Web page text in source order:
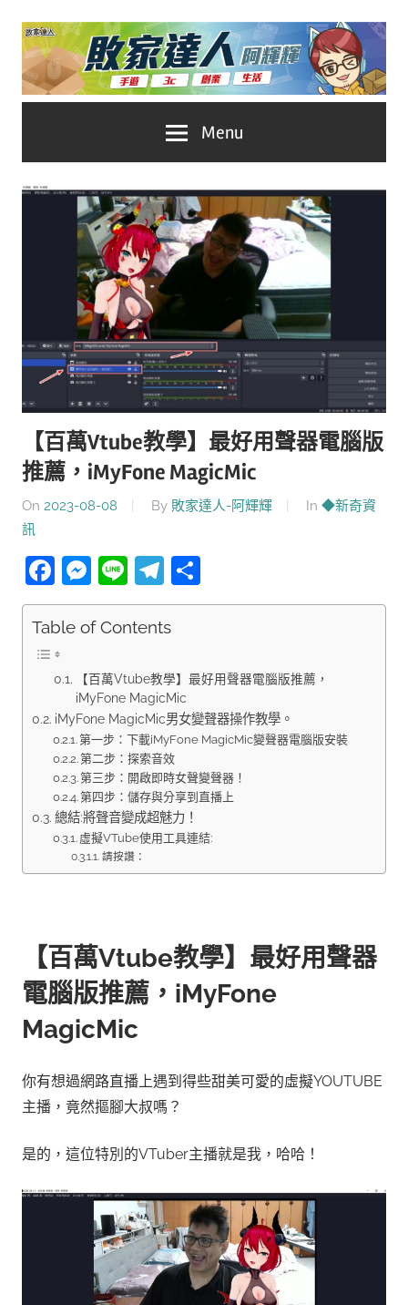
Skip
content
家
薦
No.1
遊
Menu
【百萬Vtube教學】最好用聲器電腦版
推薦，iMyFone MagicMic
On 2023-08-08 By 敗家達人-阿輝輝 In ◆新奇資
訊
Facebook
Messenger
LineTelegram
享
Table of Contents
【百萬Vtube教學】最好用聲器電腦版推薦，
iMyFone MagicMic
iMyFone MagicMic男女變聲器操作教學。
第一步：下載iMyFone MagicMic變聲器電腦版安裝
第二步：探索音效
第三步：開啟即時女聲變聲器！
第四步：儲存與分享到直播上
總結:將聲音變成超魅力！
虛擬VTube使用工具連結:
請按讚：
【百萬Vtube教學】最好用聲器
電腦版推薦，iMyFone
MagicMic
你有想過網路直播上遇到得些甜美可愛的虛擬YOUTUBE
主播，竟然摳腳大叔嗎？
是的，這位特別的VTuber主播就是我，哈哈！